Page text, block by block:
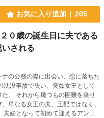
お気に入り追加 205
０歳の誕生日に夫である
される
の公務の際に出会い、恋に落ちた
沈没事故で失い、突如女王として
。 それから幾つもの困難を乗り
単なる女王の夫、王配ではなく、